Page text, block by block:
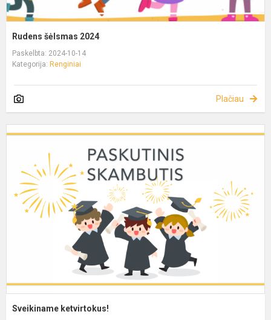
Rudens šėlsmas 2024
Paskelbta: 2024-10-14
Kategorija: Renginiai
Plačiau
Sveikiname ketvirtokus!